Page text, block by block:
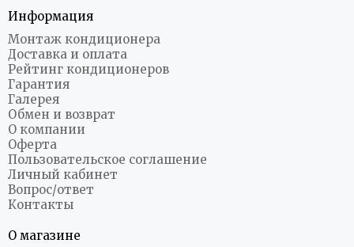
Информация
Монтаж кондиционера
Доставка и оплата
Рейтинг кондиционеров
Гарантия
Галерея
Обмен и возврат
О компании
Оферта
Пользовательское соглашение
Личный кабинет
Вопрос/ответ
Контакты
О магазине